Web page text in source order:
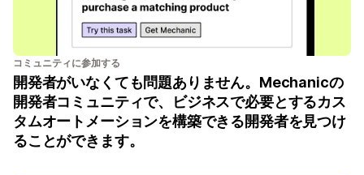
コミュニティに参加する
開発者がいなくても問題ありません。Mechanicの
開発者コミュニティで、ビジネスで必要とするカス
タムオートメーションを構築できる開発者を見つけ
ることができます。